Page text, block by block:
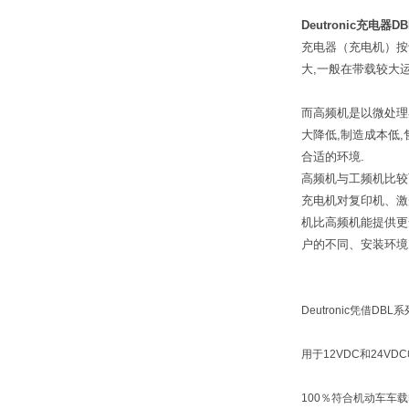
Deutronic充电器
充电器（充电机）
大,一般在带载较大
而高频机是以微处
大降低,制造成本低,
合适的环境.
高频机与工频机比
充电机对复印机、
机比高频机能提供
户的不同、安装环
Deutronic凭借DBL系
用于12VDC和
100％符合机动车车